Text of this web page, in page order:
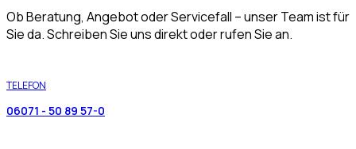
Ob Beratung, Angebot oder Servicefall – unser Team ist für
Sie da. Schreiben Sie uns direkt oder rufen Sie an.
TELEFON
06071 - 50 89 57-0